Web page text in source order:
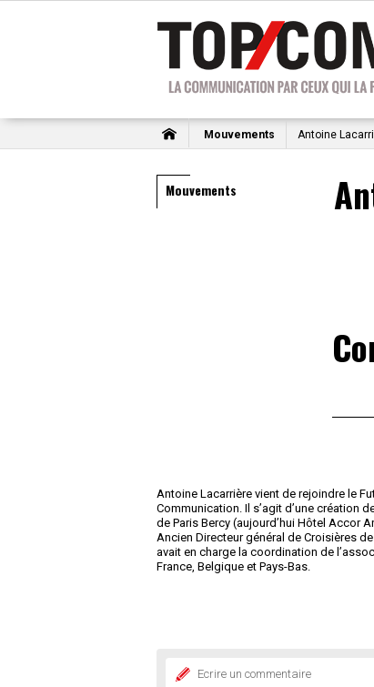
Mouvements Antoine
Mouvements
Antoine Lacarrière vient de rejoindre le
Communication. Il s’agit d’une création
de Paris Bercy (aujourd’hui Hôtel Accor
Ancien Directeur général de Croisières
avait en charge la coordination de
France, Belgique et Pays-Bas.
Ecrire un commentaire